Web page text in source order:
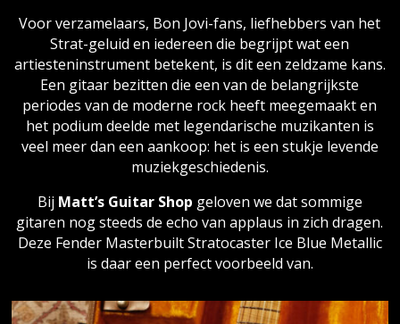
Voor verzamelaars, Bon Jovi-fans, liefhebbers van het
Strat-geluid en iedereen die begrijpt wat een
artiesteninstrument betekent, is dit een zeldzame kans.
Een gitaar bezitten die een van de belangrijkste
periodes van de moderne rock heeft meegemaakt en
het podium deelde met legendarische muzikanten is
veel meer dan een aankoop: het is een stukje levende
muziekgeschiedenis.
Bij Matt’s Guitar Shop geloven we dat sommige
gitaren nog steeds de echo van applaus in zich dragen.
Deze Fender Masterbuilt Stratocaster Ice Blue Metallic
is daar een perfect voorbeeld van.